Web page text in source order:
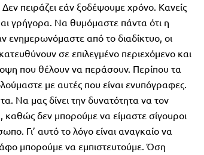
πειράζει εάν ξοδέψουμε χρόνο. Κανείς
γρήγορα. Να θυμόμαστε πάντα ότι η
ενημερωνόμαστε από το διαδίκτυο, οι
σε επιλεγμένο περιεχόμενο και
που θέλουν να περάσουν. Περίπου τα
με αυτές που είναι ενυπόγραφες.
Να μας δίνει την δυνατότητα να τον
καθώς δεν μπορούμε να είμαστε σίγουροι
Γι’ αυτό το λόγο είναι αναγκαίο να
μπορούμε να εμπιστευτούμε. Όση